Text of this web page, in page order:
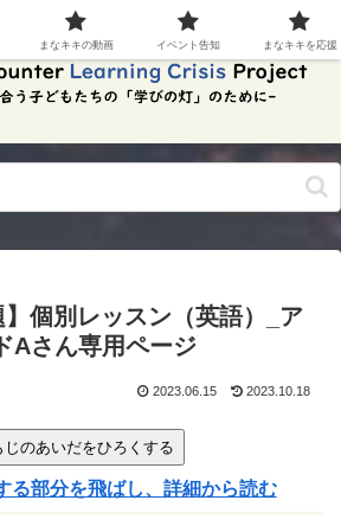
個別レッスン（英語）_ア
Aさん専用ページ
2023.06.15 2023.10.18
じのあいだをひろくする
る部分を飛ばし、詳細から読む
まなキキの動画 イベント告知 まなキキを応援